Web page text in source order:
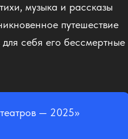
музыка и рассказы
путешествие
себя его бессмертные
— 2025»